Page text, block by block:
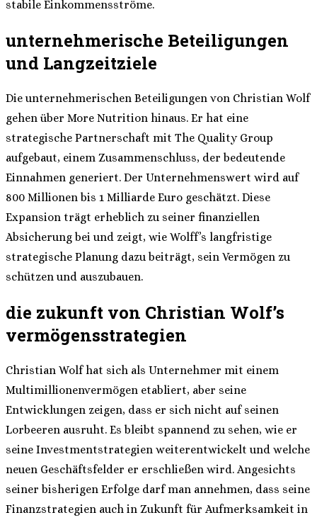
stabile Einkommensströme.
unternehmerische Beteiligungen
und Langzeitziele
Die unternehmerischen Beteiligungen von Christian Wolf
gehen über More Nutrition hinaus. Er hat eine
strategische Partnerschaft mit The Quality Group
aufgebaut, einem Zusammenschluss, der bedeutende
Einnahmen generiert. Der Unternehmenswert wird auf
800 Millionen bis 1 Milliarde Euro geschätzt. Diese
Expansion trägt erheblich zu seiner finanziellen
Absicherung bei und zeigt, wie Wolff’s langfristige
strategische Planung dazu beiträgt, sein Vermögen zu
schützen und auszubauen.
die zukunft von Christian Wolf’s
vermögensstrategien
Christian Wolf hat sich als Unternehmer mit einem
Multimillionenvermögen etabliert, aber seine
Entwicklungen zeigen, dass er sich nicht auf seinen
Lorbeeren ausruht. Es bleibt spannend zu sehen, wie er
seine Investmentstrategien weiterentwickelt und welche
neuen Geschäftsfelder er erschließen wird. Angesichts
seiner bisherigen Erfolge darf man annehmen, dass seine
Finanzstrategien auch in Zukunft für Aufmerksamkeit in